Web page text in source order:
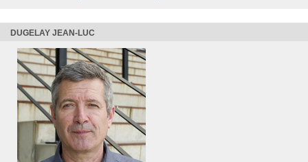
DUGELAY JEAN-LUC